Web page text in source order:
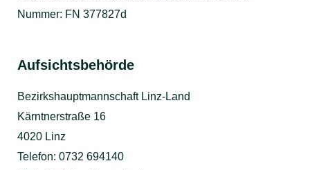
Nummer: FN 377827d
Aufsichtsbehörde
Bezirkshauptmannschaft Linz-Land
Kärntnerstraße 16
4020 Linz
Telefon: 0732 694140